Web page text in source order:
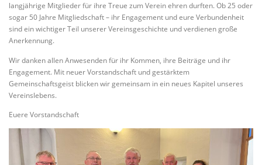
langjährige Mitglieder für ihre Treue zum Verein ehren durften. Ob 25 oder
sogar 50 Jahre Mitgliedschaft – ihr Engagement und eure Verbundenheit
sind ein wichtiger Teil unserer Vereinsgeschichte und verdienen große
Anerkennung.
Wir danken allen Anwesenden für ihr Kommen, ihre Beiträge und ihr
Engagement. Mit neuer Vorstandschaft und gestärktem
Gemeinschaftsgeist blicken wir gemeinsam in ein neues Kapitel unseres
Vereinslebens.
Euere Vorstandschaft